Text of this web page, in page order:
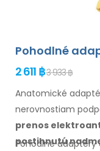
Pohodlné
2 611 ฿3 933 ฿
Anatomické
nerovnostiam
prenos
postihnutú
Pohodlné